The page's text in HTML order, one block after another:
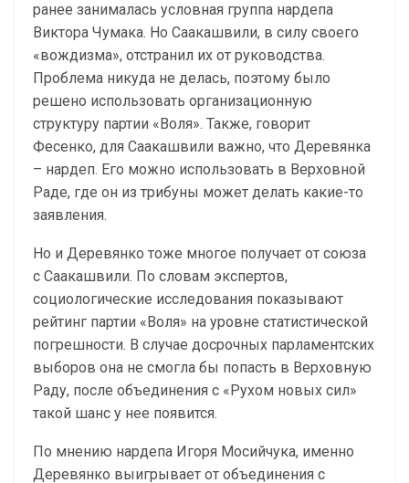
ранее занималась условная группа нардепа
Виктора Чумака. Но Саакашвили, в силу своего
«вождизма», отстранил их от руководства.
Проблема никуда не делась, поэтому было
решено использовать организационную
структуру партии «Воля». Также, говорит
Фесенко, для Саакашвили важно, что Деревянка
– нардеп. Его можно использовать в Верховной
Раде, где он из трибуны может делать какие-то
заявления.
Но и Деревянко тоже многое получает от союза
с Саакашвили. По словам экспертов,
социологические исследования показывают
рейтинг партии «Воля» на уровне статистической
погрешности. В случае досрочных парламентских
выборов она не смогла бы попасть в Верховную
Раду, после объединения с «Рухом новых сил»
такой шанс у нее появится.
По мнению нардепа Игоря Мосийчука, именно
Деревянко выигрывает от объединения с